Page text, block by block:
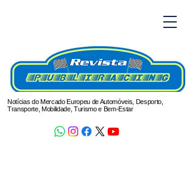
Notícias do Mercado Europeu de Automóveis, Desporto,
Transporte, Mobilidade, Turismo e Bem-Estar